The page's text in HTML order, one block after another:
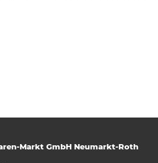
Markt GmbH Neumarkt-Roth